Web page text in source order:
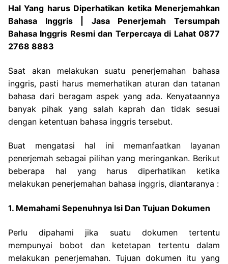
Hal Yang harus Diperhatikan ketika Menerjemahkan
Bahasa Inggris | Jasa Penerjemah Tersumpah
Bahasa Inggris Resmi dan Terpercaya di Lahat 0877
2768 8883
Saat akan melakukan suatu penerjemahan bahasa
inggris, pasti harus memerhatikan aturan dan tatanan
bahasa dari beragam aspek yang ada. Kenyataannya
banyak pihak yang salah kaprah dan tidak sesuai
dengan ketentuan bahasa inggris tersebut.
Buat mengatasi hal ini memanfaatkan layanan
penerjemah sebagai pilihan yang meringankan. Berikut
beberapa hal yang harus diperhatikan ketika
melakukan penerjemahan bahasa inggris, diantaranya :
1. Memahami Sepenuhnya Isi Dan Tujuan Dokumen
Perlu dipahami jika suatu dokumen tertentu
mempunyai bobot dan ketetapan tertentu dalam
melakukan penerjemahan. Tujuan dokumen itu yang